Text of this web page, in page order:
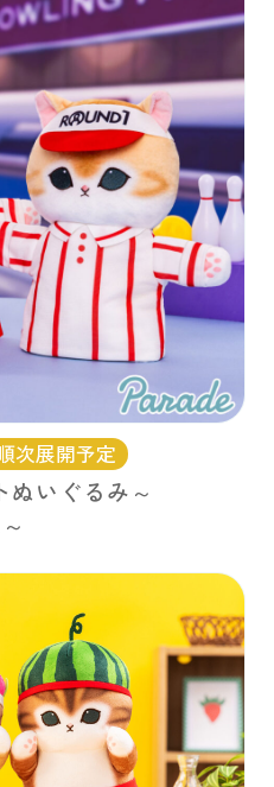
次展開予定
いぐるみ～